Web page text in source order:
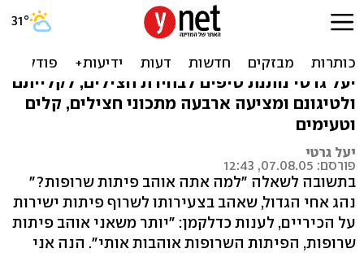
להמליח או לא? 4 מתכוני
יעל גרטי נותנת טיפים לבחירת חצילים, לקלייתם
ולטיגונם ומציעה ארבעה מתכוני חצילים, קלים
וטעימים
יעל גרטי
פורסם: 07.08.05, 12:43
בתשובה לשאלה "למה אתה אוהב פיתות שרופות?"
נהג אחי הגדול, שאהב בצעירותו לשרוף פיתות ישירות
על הכיריים, לענות כדלקמן: "יותר משאני אוהב פיתות
שרופות, הפיתות השרופות אוהבות אותי". הנה אני